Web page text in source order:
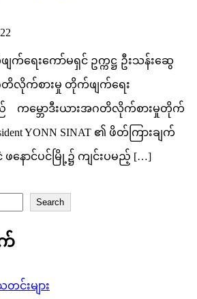
ရေးကော်မရှင် ဥက္ကဋ္ဌ ဦးသန်းဆွေ
တိလိုက်စားမှု တိုက်ဖျက်ရေး
မ္ဘောဒီးယားအဂတိလိုက်စားမှုတိုက်
YONN SINAT ၏ ဖိတ်ကြားချက်
ဖနောင်ပင်မြို့၌ ကျင်းပမည့် […]
Search
က်
းများ